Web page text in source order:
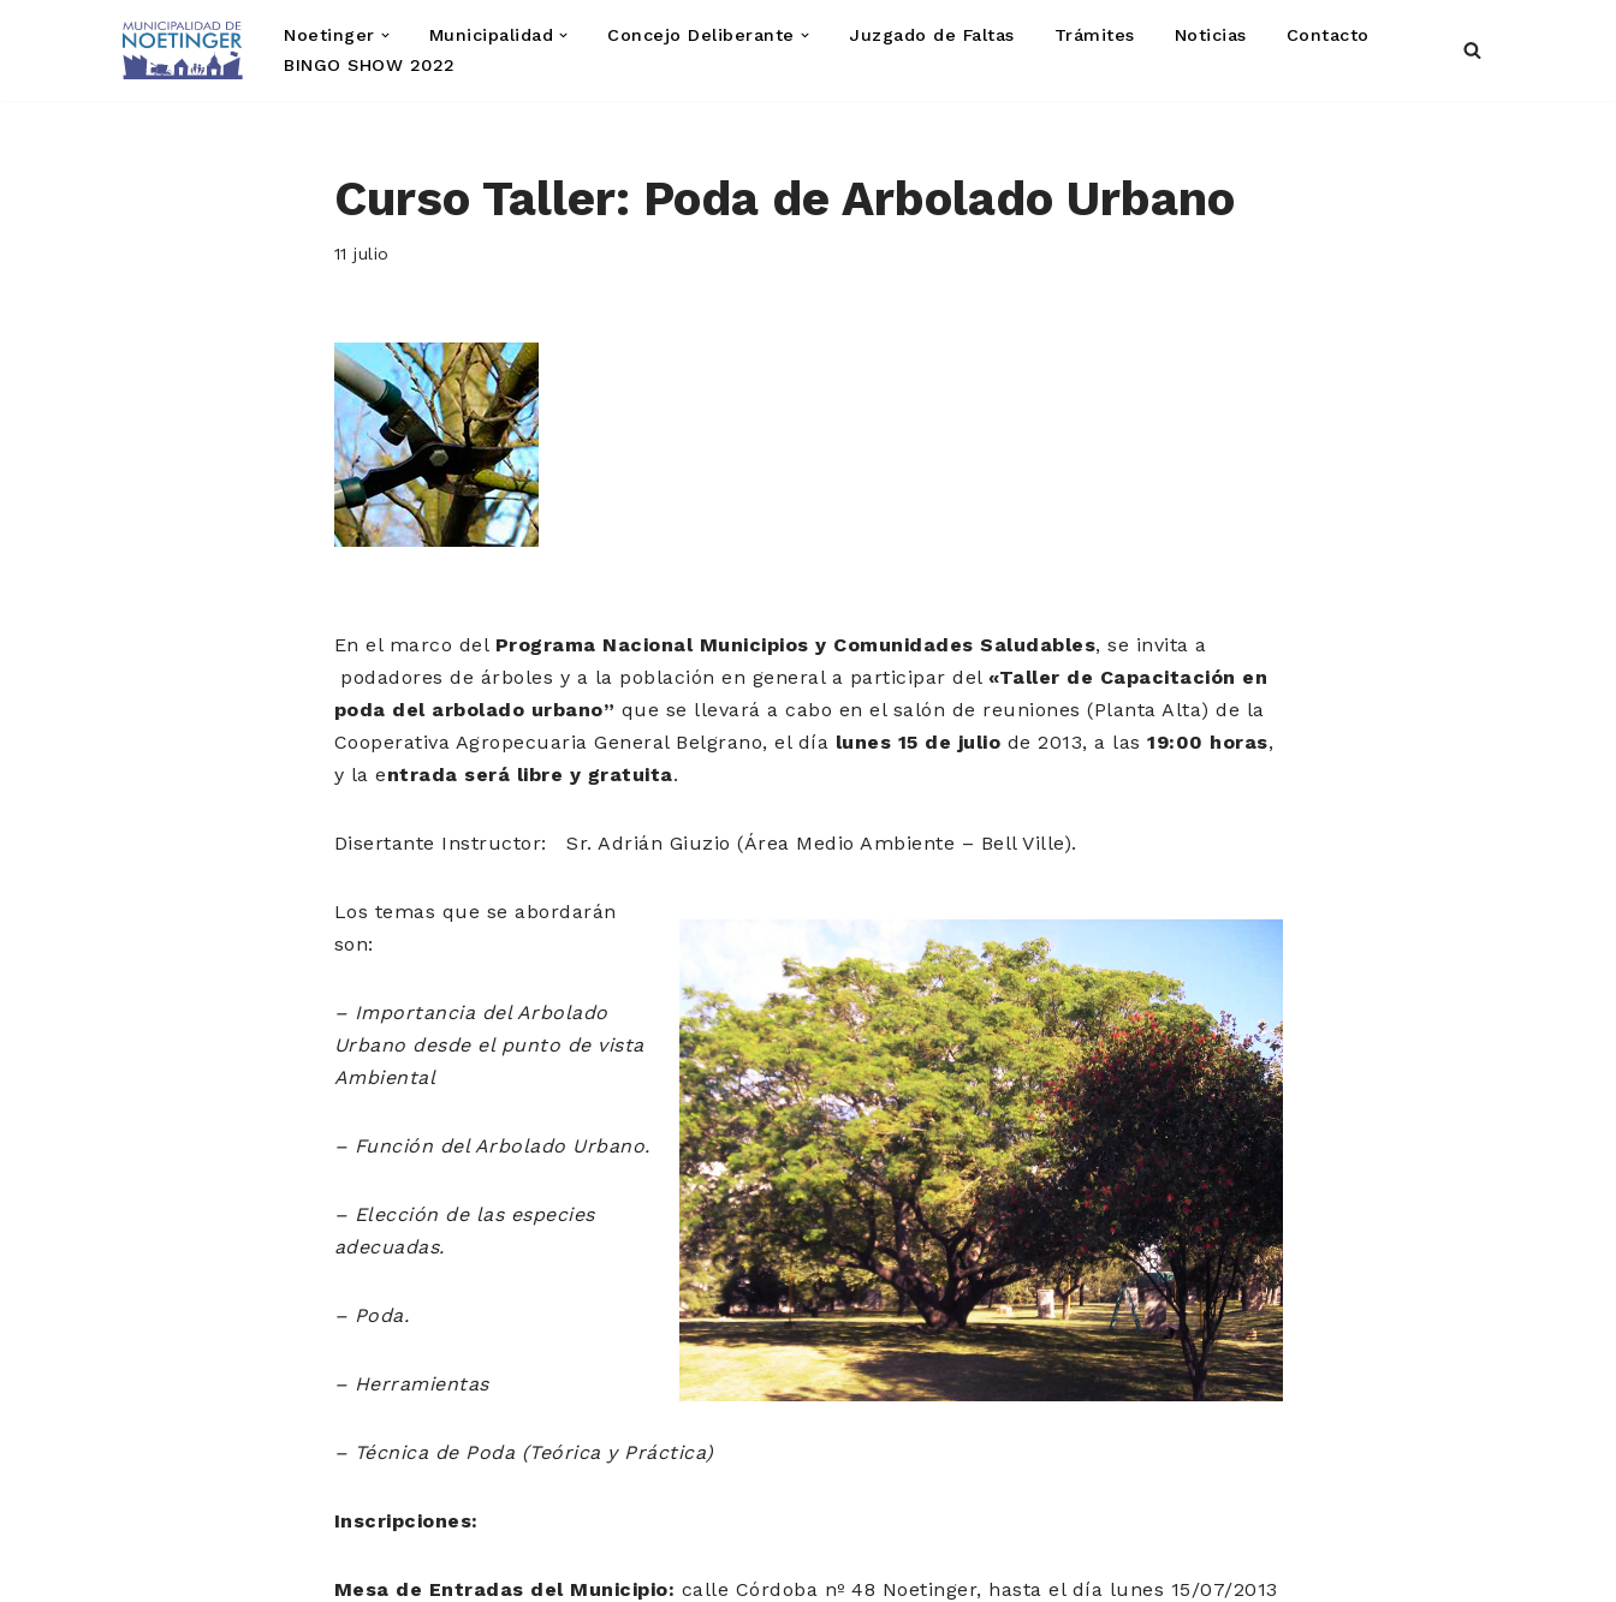
Noetinger Municipalidad Concejo Deliberante Juzgado de Faltas Trámites Noticias
Contacto
BINGO SHOW 2022
Curso Taller: Poda de Arbolado Urbano
11 julio
En el marco del Programa Nacional Municipios y Comunidades Saludables, se invita a
podadores de árboles y a la población en general a participar del «Taller de Capacitación en
poda del arbolado urbano” que se llevará a cabo en el salón de reuniones (Planta Alta) de la
Cooperativa Agropecuaria General Belgrano, el día lunes 15 de julio de 2013, a las 19:00 horas,
y la entrada será libre y gratuita.
Disertante Instructor: Sr. Adrián Giuzio (Área Medio Ambiente – Bell Ville).
Los temas que se abordarán
son:
– Importancia del Arbolado
Urbano desde el punto de vista
Ambiental
– Función del Arbolado Urbano.
– Elección de las especies
adecuadas.
– Poda.
– Herramientas
– Técnica de Poda (Teórica y Práctica)
Inscripciones:
Mesa de Entradas del Municipio: calle Córdoba nº 48 Noetinger, hasta el día lunes 15/07/2013